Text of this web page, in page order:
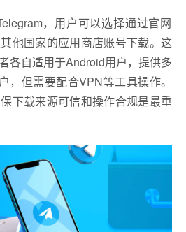
，用户可以选择通过官网
他国家的应用商店账号下载。这
各自适用于Android用户，提供多
，但需要配合VPN等工具操作。
下载来源可信和操作合规是最重